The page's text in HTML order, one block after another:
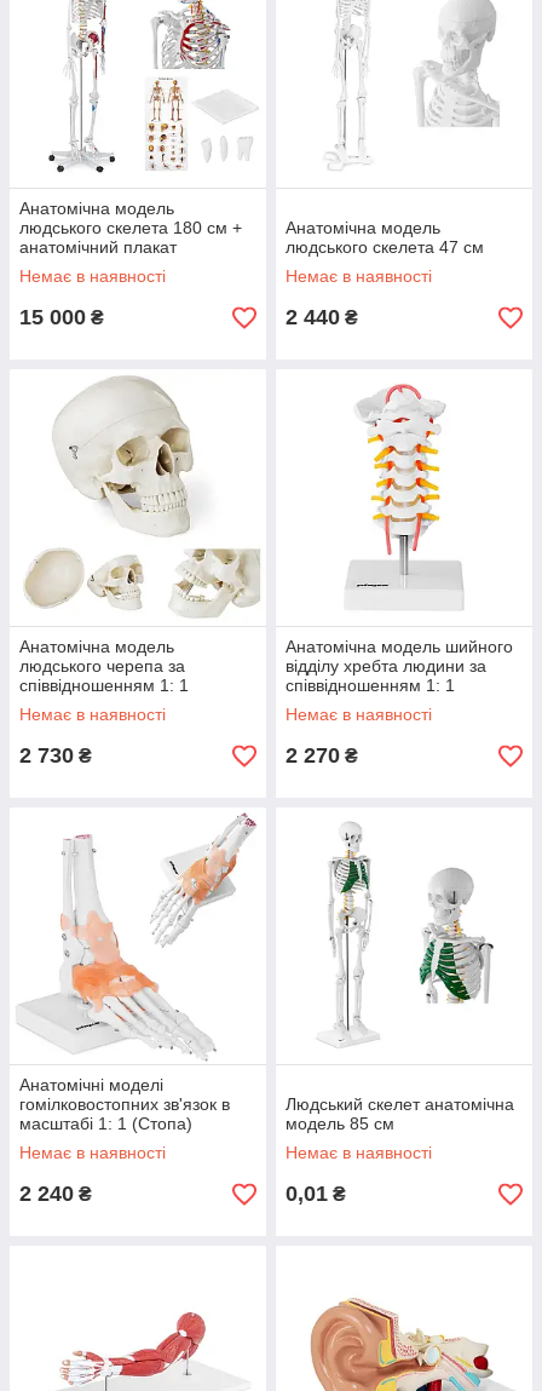
Анатомічна модель
людського скелета 180 см +
анатомічний плакат
Немає в наявності
15 000 ₴
Анатомічна модель
людського скелета 47 см
Немає в наявності
2 440 ₴
Анатомічна модель
людського черепа за
співвідношенням 1: 1
Немає в наявності
2 730 ₴
Анатомічна модель шийного
відділу хребта людини за
співвідношенням 1: 1
Немає в наявності
2 270 ₴
Анатомічні моделі
гомілковостопних зв'язок в
масштабі 1: 1 (Стопа)
Немає в наявності
2 240 ₴
Людський скелет анатомічна
модель 85 см
Немає в наявності
0,01 ₴